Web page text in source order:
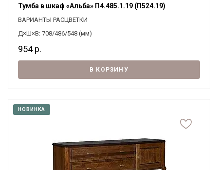
обработки персональных данных и
согласен на их обработку.
Тумба в шкаф «Альба» П4.485.1.19 (П524.19)
ВАРИАНТЫ РАСЦВЕТКИ
Д×Ш×В: 708/486/548 (мм)
954р.
В КОРЗИНУ
НОВИНКА